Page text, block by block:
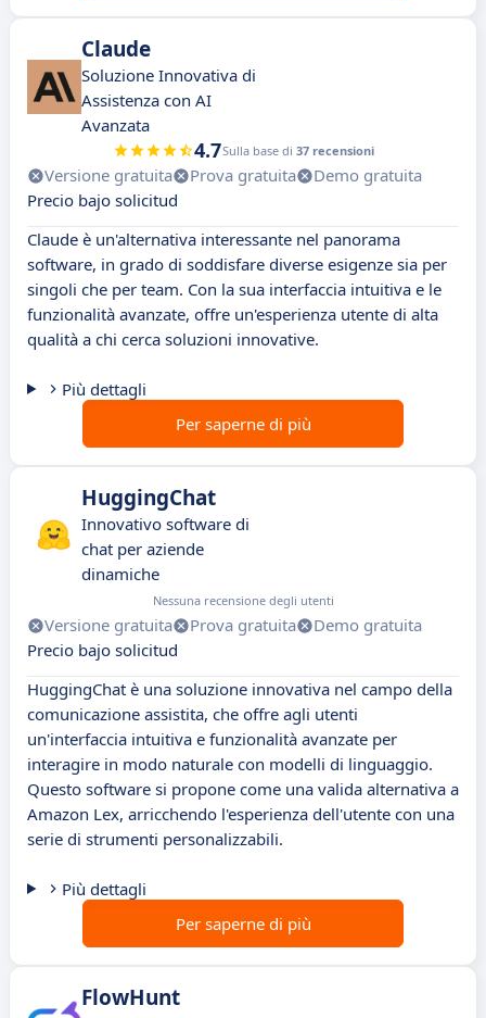
Claude
Soluzione Innovativa di
Assistenza con AI
Avanzata
4.7Sulla base di 37 recensioni
Versione gratuita Prova gratuita
Demo gratuita
Precio bajo solicitud
Claude è un'alternativa interessante nel panorama
software, in grado di soddisfare diverse esigenze sia per
singoli che per team. Con la sua interfaccia intuitiva e le
funzionalità avanzate, offre un'esperienza utente di alta
qualità a chi cerca soluzioni innovative.
Più dettagli
Per saperne di più
HuggingChat
Innovativo software di
chat per aziende
dinamiche
Nessuna recensione degli utenti
Versione gratuita Prova gratuita
Demo gratuita
Precio bajo solicitud
HuggingChat è una soluzione innovativa nel campo della
comunicazione assistita, che offre agli utenti
un'interfaccia intuitiva e funzionalità avanzate per
interagire in modo naturale con modelli di linguaggio.
Questo software si propone come una valida alternativa a
Amazon Lex, arricchendo l'esperienza dell'utente con una
serie di strumenti personalizzabili.
Più dettagli
Per saperne di più
FlowHunt